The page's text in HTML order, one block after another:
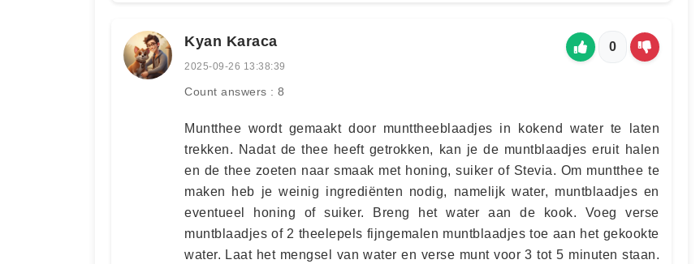
Kyan Karaca
2025-09-26 13:38:39
Count answers : 8
0
Muntthee wordt gemaakt door munttheeblaadjes in kokend water te laten
trekken. Nadat de thee heeft getrokken, kan je de muntblaadjes eruit halen
en de thee zoeten naar smaak met honing, suiker of Stevia. Om muntthee te
maken heb je weinig ingrediënten nodig, namelijk water, muntblaadjes en
eventueel honing of suiker. Breng het water aan de kook. Voeg verse
muntblaadjes of 2 theelepels fijngemalen muntblaadjes toe aan het gekookte
water. Laat het mengsel van water en verse munt voor 3 tot 5 minuten staan.